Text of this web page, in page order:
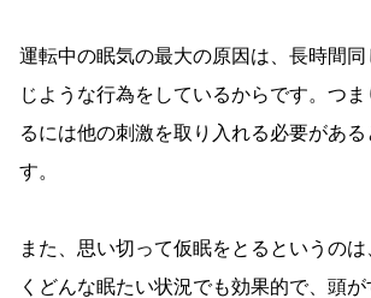
運転中の眠気の最大の原因は、長時間同
じような行為をしているからです。つ
るには他の刺激を取り入れる必要があ
す。
また、思い切って仮眠をとるというの
くどんな眠たい状況でも効果的で、頭